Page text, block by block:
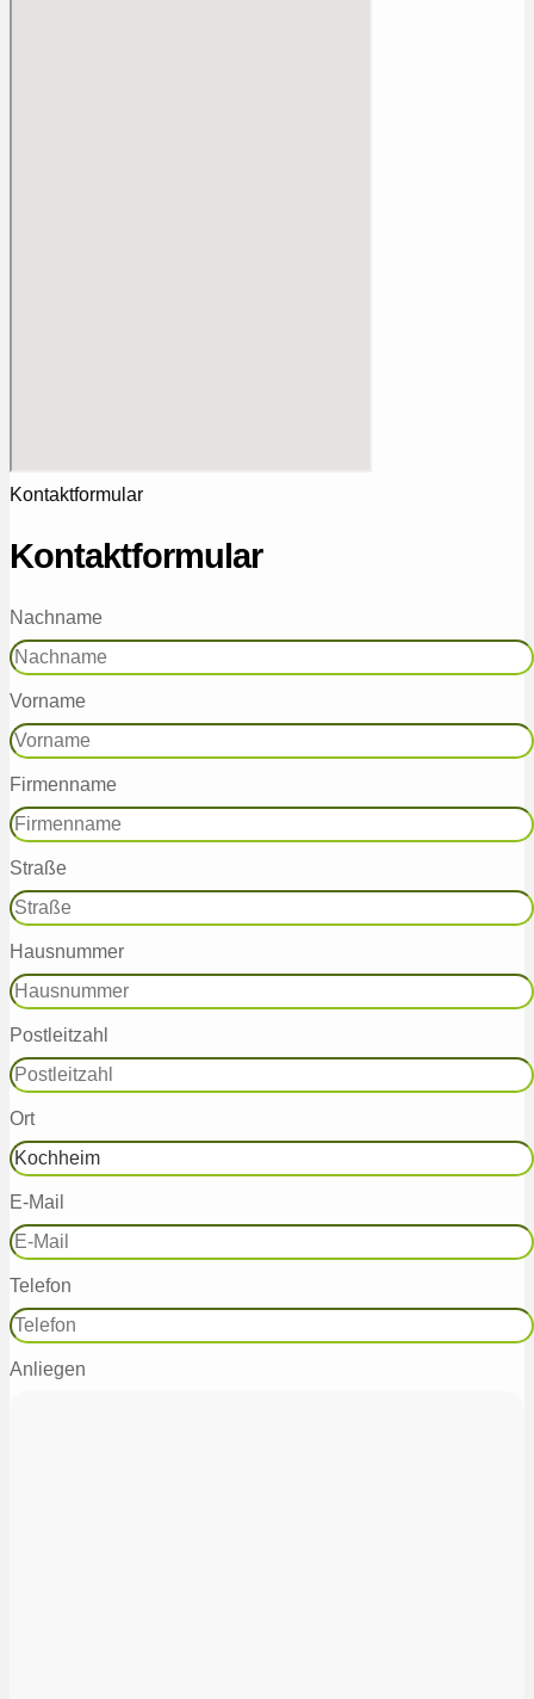
Kontaktformular
Kontaktformular
Nachname
Vorname
Firmenname
Straße
Hausnummer
Postleitzahl
Ort
E-Mail
Telefon
Anliegen